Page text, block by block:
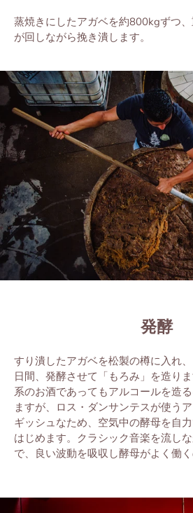
蒸焼きにしたアガベを約800kgずつ、
が回しながら挽き潰します。
発酵
すり潰したアガベを松製の樽に⼊れ
⽇間、発酵させて「もろみ」を造 りま
系のお酒であってもアルコールを造
ますが、ロス・ダンサンテスが使う
ギッシュなため、 空気中の酵⺟を⾃⼒
はじめます。 クラシック音楽を流し
で、良い波動を吸収し酵母がよく 働